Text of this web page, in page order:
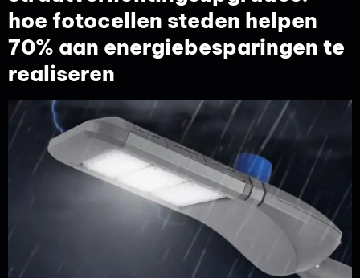
hoe fotocellen steden helpen
70% aan energiebesparingen te
realiseren